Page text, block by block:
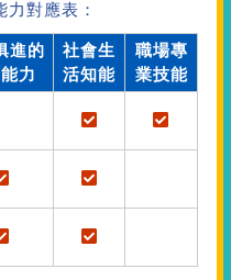
對應表：
進的
力
社會生
活知能
職場專
業技能